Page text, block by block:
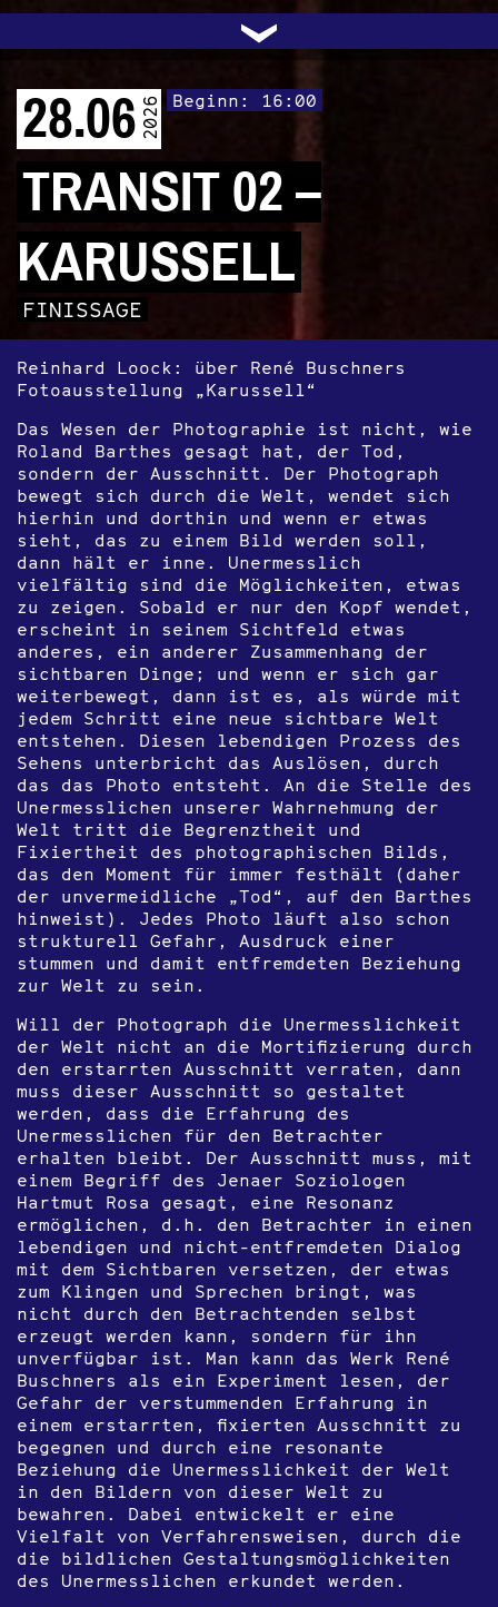
PROGRAMM
ARCHIV
AUDIO|VIDEO
LICHTBLICKE
TRANSIT
OFFENE TÜR
FACEBOOK
INSTAGRAM
KONTAKT
TRAFO
UNTERSTÜTZEN
POLITIK
›
TRANSIT 02 –
KARUSSELL
FINISSAGE
Beginn: 16:00
28.062026
Reinhard Loock: über René Buschners
Fotoausstellung „Karussell“
Das Wesen der Photographie ist nicht, wie
Roland Barthes gesagt hat, der Tod,
sondern der Ausschnitt. Der Photograph
bewegt sich durch die Welt, wendet sich
hierhin und dorthin und wenn er etwas
sieht, das zu einem Bild werden soll,
dann hält er inne. Unermesslich
vielfältig sind die Möglichkeiten, etwas
zu zeigen. Sobald er nur den Kopf wendet,
erscheint in seinem Sichtfeld etwas
anderes, ein anderer Zusammenhang der
sichtbaren Dinge; und wenn er sich gar
weiterbewegt, dann ist es, als würde mit
jedem Schritt eine neue sichtbare Welt
entstehen. Diesen lebendigen Prozess des
Sehens unterbricht das Auslösen, durch
das das Photo entsteht. An die Stelle des
Unermesslichen unserer Wahrnehmung der
Welt tritt die Begrenztheit und
Fixiertheit des photographischen Bilds,
das den Moment für immer festhält (daher
der unvermeidliche „Tod“, auf den Barthes
hinweist). Jedes Photo läuft also schon
strukturell Gefahr, Ausdruck einer
stummen und damit entfremdeten Beziehung
zur Welt zu sein.
Will der Photograph die Unermesslichkeit
der Welt nicht an die Mortifizierung durch
den erstarrten Ausschnitt verraten, dann
muss dieser Ausschnitt so gestaltet
werden, dass die Erfahrung des
Unermesslichen für den Betrachter
erhalten bleibt. Der Ausschnitt muss, mit
einem Begriff des Jenaer Soziologen
Hartmut Rosa gesagt, eine Resonanz
ermöglichen, d.h. den Betrachter in einen
lebendigen und nicht-entfremdeten Dialog
mit dem Sichtbaren versetzen, der etwas
zum Klingen und Sprechen bringt, was
nicht durch den Betrachtenden selbst
erzeugt werden kann, sondern für ihn
unverfügbar ist. Man kann das Werk René
Buschners als ein Experiment lesen, der
Gefahr der verstummenden Erfahrung in
einem erstarrten, fixierten Ausschnitt zu
begegnen und durch eine resonante
Beziehung die Unermesslichkeit der Welt
in den Bildern von dieser Welt zu
bewahren. Dabei entwickelt er eine
Vielfalt von Verfahrensweisen, durch die
die bildlichen Gestaltungsmöglichkeiten
des Unermesslichen erkundet werden.